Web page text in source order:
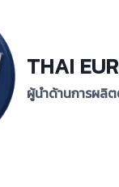
THAI
ผู้นำด้านการผลิ